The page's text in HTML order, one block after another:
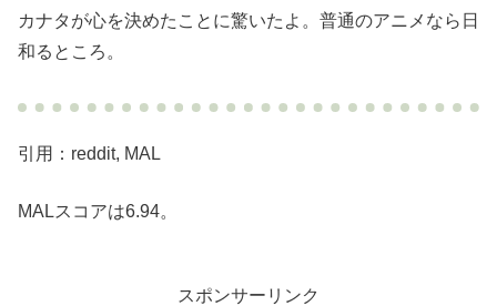
カナタが心を決めたことに驚いたよ。普通のアニメなら日
和るところ。
引用：reddit, MAL
MALスコアは6.94。
スポンサーリンク